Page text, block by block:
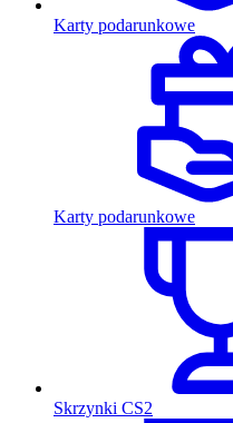
Karty podarunkowe
Karty podarunkowe
Skrzynki CS2